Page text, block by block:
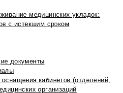
медицинских укладок:
с истекшим сроком
документы
кабинетов (отделений,
организаций